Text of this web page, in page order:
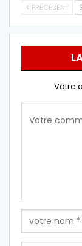
PRÉCÉDENT
Votre